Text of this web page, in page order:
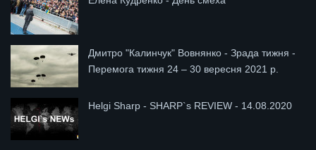
Дмитро "Калинчук" Вовнянко - Зрада тижня -
Перемога тижня 24 – 30 вересня 2021 р.
Helgi Sharp - SHARP`s REVIEW - 14.08.2020